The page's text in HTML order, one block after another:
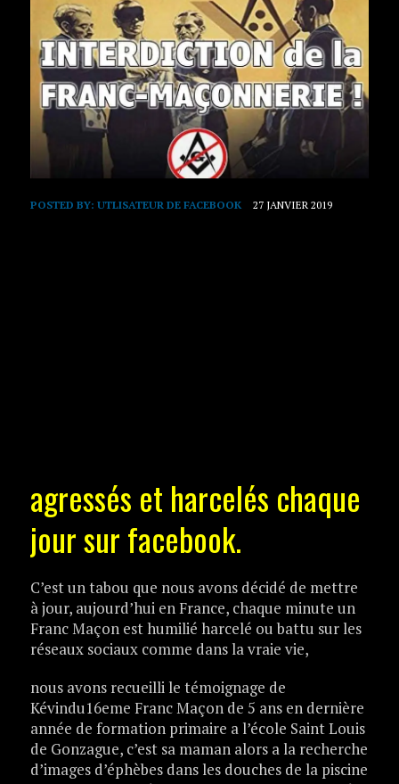
POSTED BY: UTLISATEUR DE FACEBOOK 27 JANVIER 2019
agressés et harcelés chaque
jour sur facebook.
C’est un tabou que nous avons décidé de mettre
à jour, aujourd’hui en France, chaque minute un
Franc Maçon est humilié harcelé ou battu sur les
réseaux sociaux comme dans la vraie vie,
nous avons recueilli le témoignage de
Kévindu16eme Franc Maçon de 5 ans en dernière
année de formation primaire a l’école Saint Louis
de Gonzague, c’est sa maman alors a la recherche
d’images d’éphèbes dans les douches de la piscine